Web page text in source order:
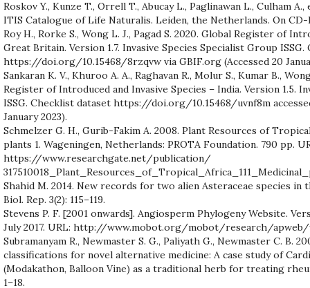
Roskov Y., Kunze T., Orrell T., Abucay L., Paglinawan L., Culham A.,
ITIS Catalogue of Life Naturalis. Leiden, the Netherlands. On CD-
Roy H., Rorke S., Wong L. J., Pagad S. 2020. Global Register of
Great Britain. Version 1.7. Invasive Species Specialist Group
https://doi.org/10.15468/8rzqvw via GBIF.org (Accessed 20
Sankaran K. V., Khuroo A. A., Raghavan R., Molur S., Kumar B.,
Register of Introduced and Invasive Species – India. Version 1.5.
ISSG. Checklist dataset https://doi.org/10.15468/uvnf8m
January 2023).
Schmelzer G. H., Gurib-Fakim A. 2008. Plant Resources of
plants 1. Wageningen, Netherlands: PROTA Foundation. 790 pp.
https://www.researchgate.net/publication/
Shahid M. 2014. New records for two alien Asteraceae species in
Biol. Rep. 3(2): 115–119.
Stevens P. F. [2001 onwards]. Angiosperm Phylogeny Website.
July 2017. URL: http://www.mobot.org/mobot/research/apweb/
Subramanyam R., Newmaster S. G., Paliyath G., Newmaster C. B.
classifications for novel alternative medicine: A case study of
(Modakathon, Balloon Vine) as a traditional herb for treating
1–18.